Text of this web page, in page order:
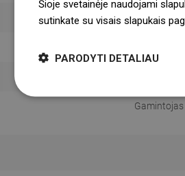
Saugumo informacija
Gamintojas
Šioje svetainėje naudojami
sutinkate su visais slapukais
PARODYTI DETALIAU